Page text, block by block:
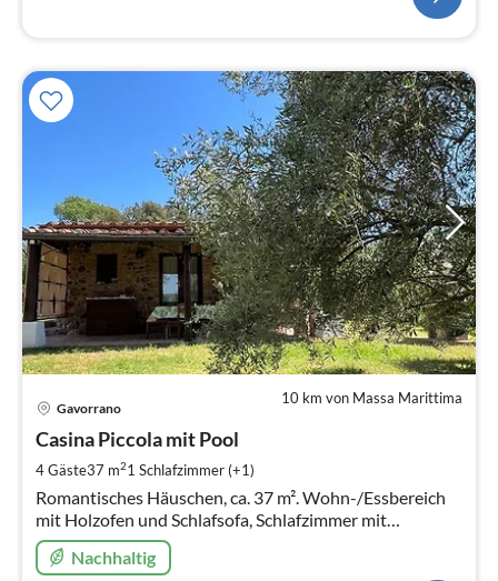
10 km von Massa Marittima
Gavorrano
Casina Piccola mit Pool
4 Gäste37 m21 Schlafzimmer (+1)
Romantisches Häuschen, ca. 37 m². Wohn-/Essbereich
mit Holzofen und Schlafsofa, Schlafzimmer mit
Doppelbett, Küche, Badezimmer mit
Duschkabine/WC/Bidet.
Nachhaltig